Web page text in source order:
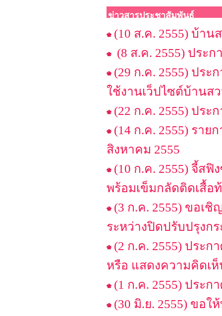
ข่าวสารประชาสัมพันธ์
(10 ส.ค. 2555) บ้า
(8 ส.ค. 2555) ประ
(29 ก.ค. 2555) ปร
ใช้งานเว็ปไซต์บ้านส
(22 ก.ค. 2555) ปร
(14 ก.ค. 2555) รา
สิงหาคม 2555
(10 ก.ค. 2555) จี้สฟิ
พร้อมเข็มกลัดติดเสื้อ
(3 ก.ค. 2555) ขอเ
ระหว่างปิดปรับปรุงก
(2 ก.ค. 2555) ประก
หรือ แสดงความคิดเ
(1 ก.ค. 2555) ประ
(30 มิ.ย. 2555) ขอ